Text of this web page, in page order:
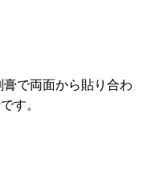
で両面から貼り合わ
す。